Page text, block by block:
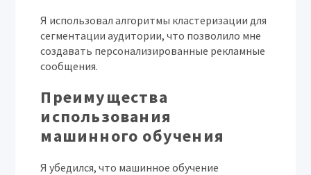
Я использовал алгоритмы кластеризации для
сегментации аудитории, что позволило мне
создавать персонализированные рекламные
сообщения.
Преимущества
использования
машинного обучения
Я убедился, что машинное обучение